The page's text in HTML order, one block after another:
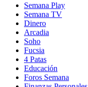
Semana Play
Semana TV
Dinero
Arcadia
Soho
in
new
window
Fucsia
in
new
window
4 Patas
Educación
Foros Semana